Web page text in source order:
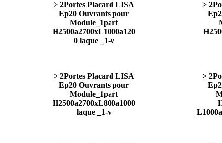
> 2Portes Placard LISA
Ep20 Ouvrants pour
Module_1part
H2500a2700xL1000a120
0 laque _1-v
>
> 2Portes Placard LISA
Ep20 Ouvrants pour
Module_1part
H2500a2700xL800a1000
laque _1-v
>